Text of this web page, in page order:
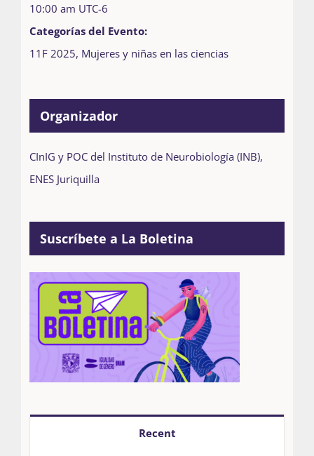
10:00 am UTC-6
Categorías del Evento:
11F 2025, Mujeres y niñas en las ciencias
Organizador
CInIG y POC del Instituto de Neurobiología (INB),
ENES Juriquilla
Suscríbete a La Boletina
Recent